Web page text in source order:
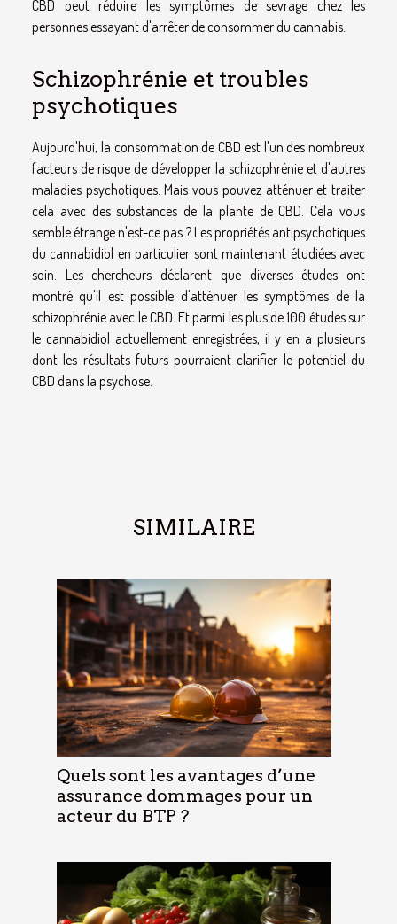
CBD peut réduire les symptômes de sevrage chez les
personnes essayant d'arrêter de consommer du cannabis.
Schizophrénie et troubles
psychotiques
Aujourd'hui, la consommation de CBD est l'un des nombreux
facteurs de risque de développer la schizophrénie et d'autres
maladies psychotiques. Mais vous pouvez atténuer et traiter
cela avec des substances de la plante de CBD. Cela vous
semble étrange n'est-ce pas ? Les propriétés antipsychotiques
du cannabidiol en particulier sont maintenant étudiées avec
soin. Les chercheurs déclarent que diverses études ont
montré qu'il est possible d'atténuer les symptômes de la
schizophrénie avec le CBD. Et parmi les plus de 100 études sur
le cannabidiol actuellement enregistrées, il y en a plusieurs
dont les résultats futurs pourraient clarifier le potentiel du
CBD dans la psychose.
SIMILAIRE
Quels sont les avantages d’une
assurance dommages pour un
acteur du BTP ?